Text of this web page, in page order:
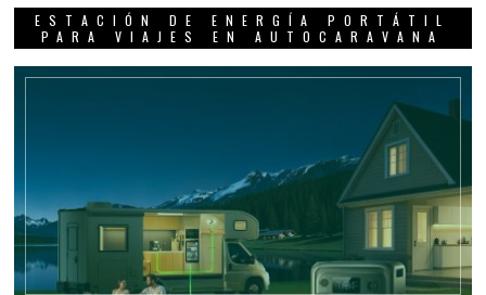
ESTACIÓN DE ENERGÍA PORTÁTIL
PARA VIAJES EN AUTOCARAVANA